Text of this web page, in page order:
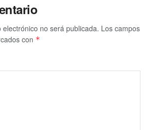
no será publicada. Los campos
con *